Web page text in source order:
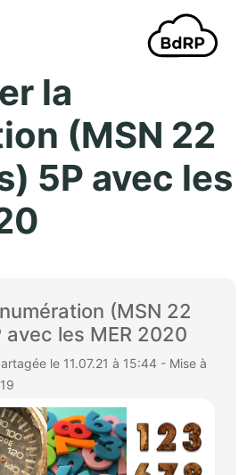
Aller au contenu principal
la
(MSN 22
5P avec les
(MSN 22
avec les MER 2020
le 11.07.21 à 15:44 - Mise à